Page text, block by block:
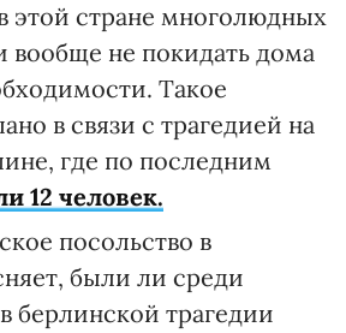
этой стране многолюдных
вообще не покидать дома
Такое
в связи с трагедией на
где по последним
12 человек.
посольство в
были ли среди
берлинской трагедии